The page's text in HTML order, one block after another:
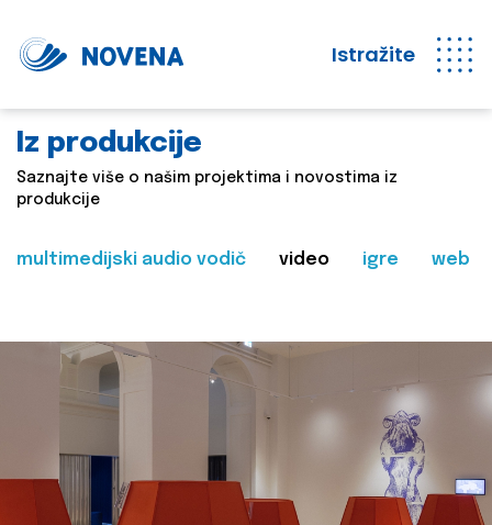
Istražite
Iz produkcije
Saznajte više o našim projektima i novostima iz
produkcije
multimedijski audio vodič video igre web